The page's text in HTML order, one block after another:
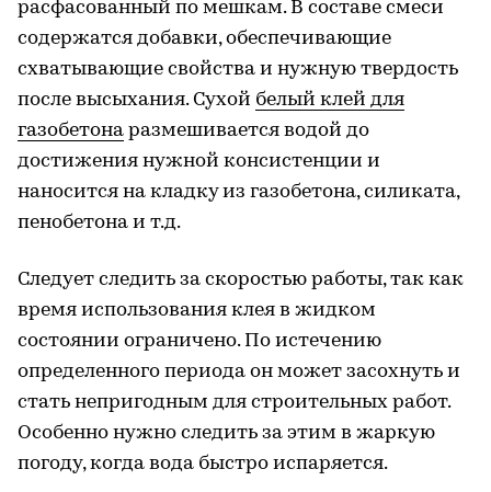
расфасованный по мешкам. В составе смеси
содержатся добавки, обеспечивающие
схватывающие свойства и нужную твердость
после высыхания. Сухой белый клей для
газобетона размешивается водой до
достижения нужной консистенции и
наносится на кладку из газобетона, силиката,
пенобетона и т.д.
Следует следить за скоростью работы, так как
время использования клея в жидком
состоянии ограничено. По истечению
определенного периода он может засохнуть и
стать непригодным для строительных работ.
Особенно нужно следить за этим в жаркую
погоду, когда вода быстро испаряется.